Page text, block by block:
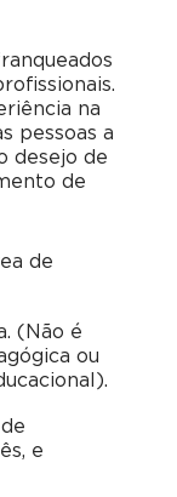
na
pessoas a
desejo de
de
de
(Não é
ou
e